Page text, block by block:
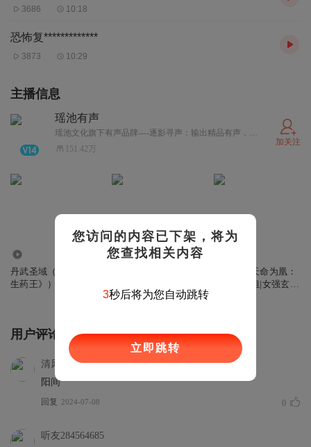
3686 10:18
恐怖复*************
3873 10:29
主播信息
瑶池有声
瑶池文化旗下有声品牌----逐影寻声：输出精品有声，打造有趣故事
151.42万
加关注
丹武圣域（原名《重
生药王》）|至尊战王
2.01万
王》）|至尊战王
【免费】天命为凰：
逆天六小姐|女强玄
用户评论
清风上南枝_嗯呐
阳间
回复 2024-07-08 0
听友284564685
您访问的内容已下架，将为
您查找相关内容
3秒后将为您自动跳转
立即跳转